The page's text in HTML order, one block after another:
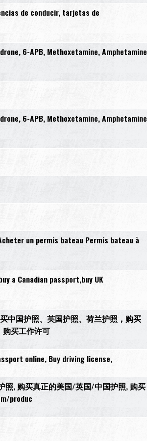
de conducir, tarjetas de
6-APB, Methoxetamine, Amphetamine
6-APB, Methoxetamine, Amphetamine
un permis bateau Permis bateau à
a Canadian passport,buy UK
中国护照、英国护照、荷兰护照，购买
买工作许可
online, Buy driving license,
照, 购买真正的美国/英国/中国护照, 购买
produc